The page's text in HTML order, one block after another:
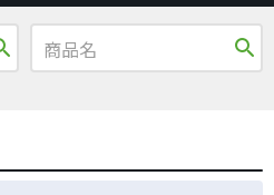
search